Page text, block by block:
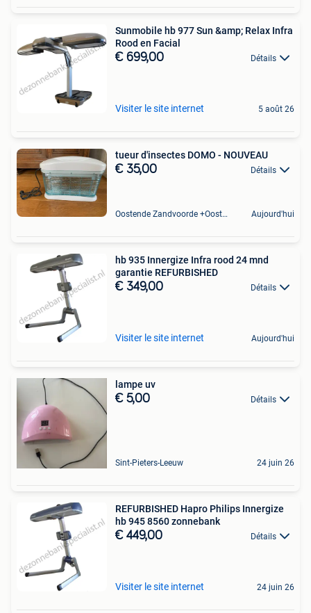
Sunmobile hb 977 Sun &amp; Relax Infra
Rood en Facial
€ 699,00 Détails
Visiter le site internet 5 août 26
tueur d'insectes DOMO - NOUVEAU
€ 35,00 Détails
Oostende Zandvoorde +Oostende Aujourd'hui
hb 935 Innergize Infra rood 24 mnd
garantie REFURBISHED
€ 349,00 Détails
Visiter le site internet Aujourd'hui
lampe uv
€ 5,00 Détails
Sint-Pieters-Leeuw 24 juin 26
REFURBISHED Hapro Philips Innergize
hb 945 8560 zonnebank
€ 449,00 Détails
Visiter le site internet 24 juin 26